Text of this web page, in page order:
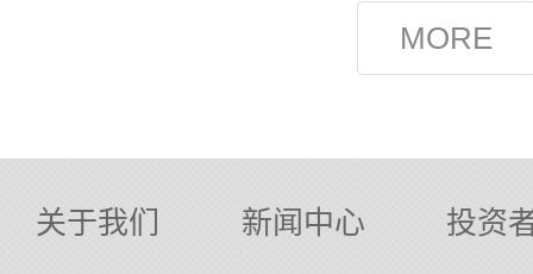
出党员高尚
党委在6月
关于我们 新闻中心
投资